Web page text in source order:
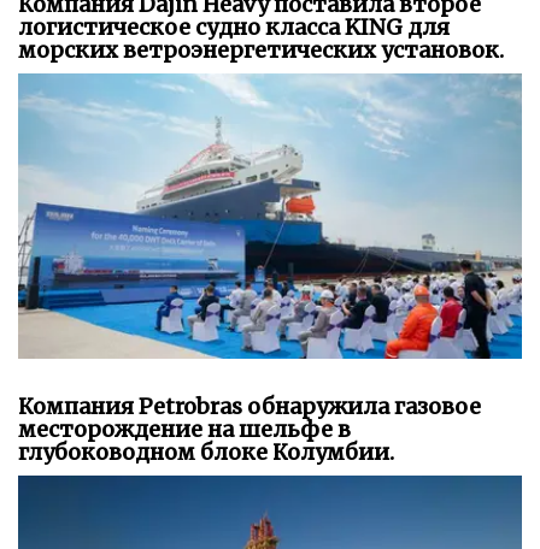
логистическое судно класса KING для
морских ветроэнергетических установок.
Компания Petrobras обнаружила газовое
месторождение на шельфе в
глубоководном блоке Колумбии.